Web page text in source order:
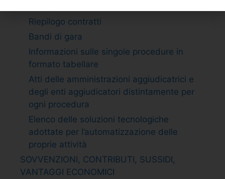
Riepilogo contratti
Bandi di gara
Informazioni sulle singole procedure in
formato tabellare
Atti delle amministrazioni aggiudicatrici e
degli enti aggiudicatori distintamente per
ogni procedura
Elenco delle soluzioni tecnologiche
adottate per l’automatizzazione delle
proprie attività
SOVVENZIONI, CONTRIBUTI, SUSSIDI,
VANTAGGI ECONOMICI